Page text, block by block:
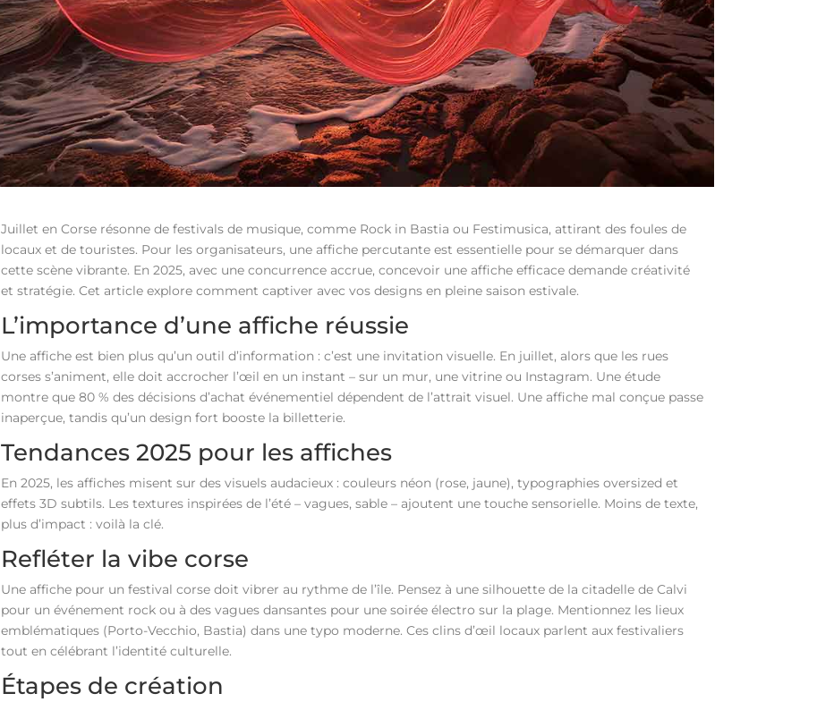
Juillet en Corse résonne de festivals de musique, comme Rock in Bastia ou Festimusica, attirant des foules de
locaux et de touristes. Pour les organisateurs, une affiche percutante est essentielle pour se démarquer dans
cette scène vibrante. En 2025, avec une concurrence accrue, concevoir une affiche efficace demande créativité
et stratégie. Cet article explore comment captiver avec vos designs en pleine saison estivale.
L’importance d’une affiche réussie
Une affiche est bien plus qu’un outil d’information : c’est une invitation visuelle. En juillet, alors que les rues
corses s’animent, elle doit accrocher l’œil en un instant – sur un mur, une vitrine ou Instagram. Une étude
montre que 80 % des décisions d’achat événementiel dépendent de l’attrait visuel. Une affiche mal conçue passe
inaperçue, tandis qu’un design fort booste la billetterie.
Tendances 2025 pour les affiches
En 2025, les affiches misent sur des visuels audacieux : couleurs néon (rose, jaune), typographies oversized et
effets 3D subtils. Les textures inspirées de l’été – vagues, sable – ajoutent une touche sensorielle. Moins de texte,
plus d’impact : voilà la clé.
Refléter la vibe corse
Une affiche pour un festival corse doit vibrer au rythme de l’île. Pensez à une silhouette de la citadelle de Calvi
pour un événement rock ou à des vagues dansantes pour une soirée électro sur la plage. Mentionnez les lieux
emblématiques (Porto-Vecchio, Bastia) dans une typo moderne. Ces clins d’œil locaux parlent aux festivaliers
tout en célébrant l’identité culturelle.
Étapes de création